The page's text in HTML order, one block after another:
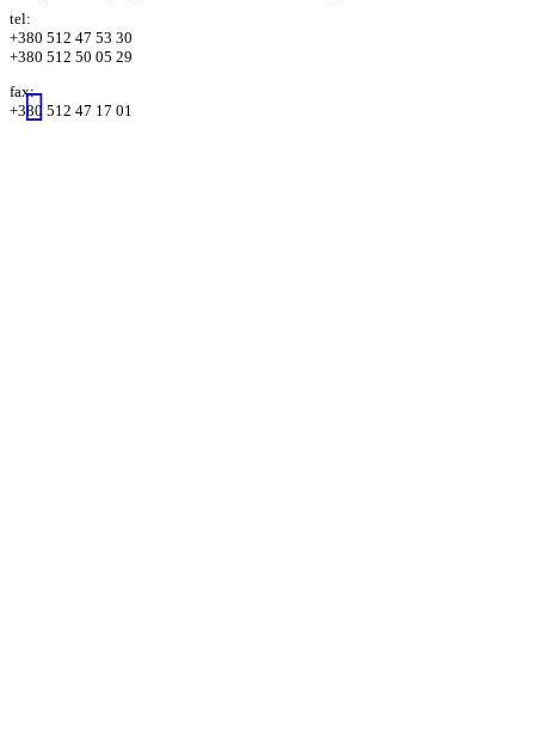
tel:
+380 512 47 53 30
+380 512 50 05 29
fax:
+380 512 47 17 01